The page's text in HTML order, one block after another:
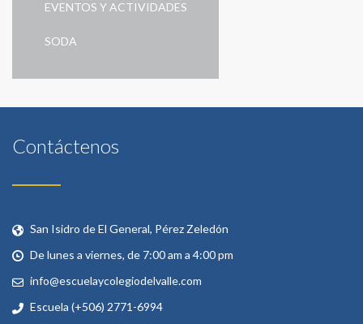
EVENTOS Y ACTIVIDADES
SODA
Contáctenos
San Isidro de El General, Pérez Zeledón
De lunes a viernes, de 7:00 am a 4:00 pm
info@escuelaycolegiodelvalle.com
Escuela (+506) 2771-6994